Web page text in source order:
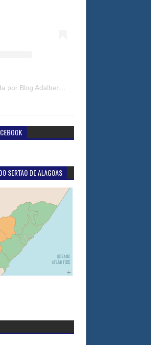
Uma publicação partilhada por Blog Adalberto Gomes Noticias (@blogadalbertogomesnoticiass)
SERTÃO DE ALAGOAS